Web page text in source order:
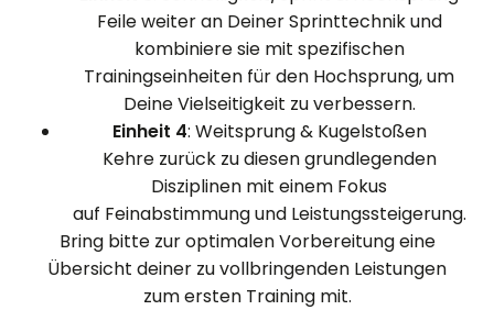
Feile weiter an Deiner Sprinttechnik und
kombiniere sie mit spezifischen
Trainingseinheiten für den Hochsprung, um
Deine Vielseitigkeit zu verbessern.
Einheit 4: Weitsprung & Kugelstoßen
Kehre zurück zu diesen grundlegenden
Disziplinen mit einem Fokus
auf Feinabstimmung und Leistungssteigerung.
Bring bitte zur optimalen Vorbereitung eine
Übersicht deiner zu vollbringenden Leistungen
zum ersten Training mit.